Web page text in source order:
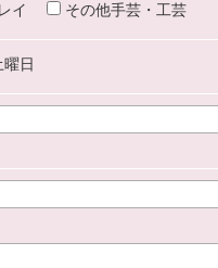
イ その他手芸・工芸
曜日